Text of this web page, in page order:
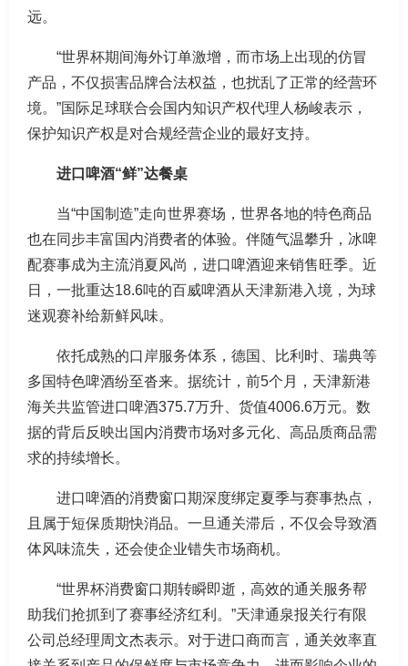
远。
“世界杯期间海外订单激增，而市场上出现的仿冒
产品，不仅损害品牌合法权益，也扰乱了正常的经营环
境。”国际足球联合会国内知识产权代理人杨峻表示，
保护知识产权是对合规经营企业的最好支持。
进口啤酒“鲜”达餐桌
当“中国制造”走向世界赛场，世界各地的特色商品
也在同步丰富国内消费者的体验。伴随气温攀升，冰啤
配赛事成为主流消夏风尚，进口啤酒迎来销售旺季。近
日，一批重达18.6吨的百威啤酒从天津新港入境，为球
迷观赛补给新鲜风味。
依托成熟的口岸服务体系，德国、比利时、瑞典等
多国特色啤酒纷至沓来。据统计，前5个月，天津新港
海关共监管进口啤酒375.7万升、货值4006.6万元。数
据的背后反映出国内消费市场对多元化、高品质商品需
求的持续增长。
进口啤酒的消费窗口期深度绑定夏季与赛事热点，
且属于短保质期快消品。一旦通关滞后，不仅会导致酒
体风味流失，还会使企业错失市场商机。
“世界杯消费窗口期转瞬即逝，高效的通关服务帮
助我们抢抓到了赛事经济红利。”天津通泉报关行有限
公司总经理周文杰表示。对于进口商而言，通关效率直